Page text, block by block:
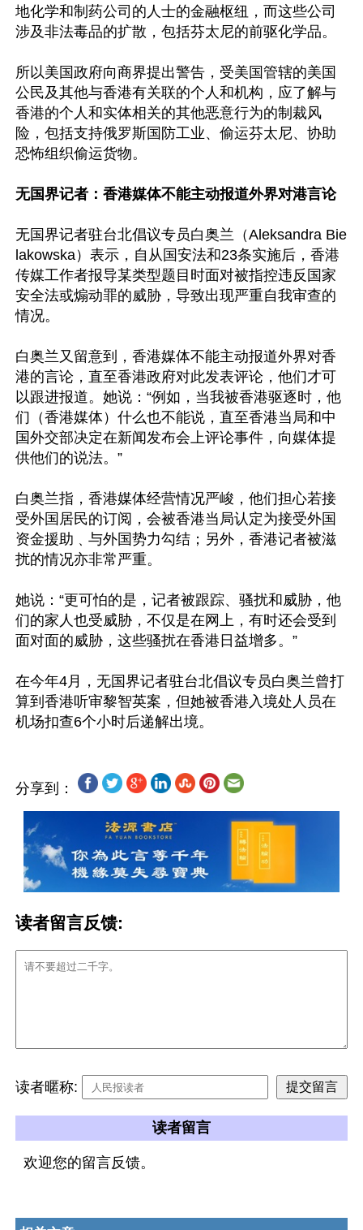
地化学和制药公司的人士的金融枢纽，而这些公司
涉及非法毒品的扩散，包括芬太尼的前驱化学品。
所以美国政府向商界提出警告，受美国管辖的美国
公民及其他与香港有关联的个人和机构，应了解与
香港的个人和实体相关的其他恶意行为的制裁风
险，包括支持俄罗斯国防工业、偷运芬太尼、协助
恐怖组织偷运货物。
无国界记者：香港媒体不能主动报道外界对港言论
无国界记者驻台北倡议专员白奥兰（Aleksandra Bie
lakowska）表示，自从国安法和23条实施后，香港
传媒工作者报导某类型题目时面对被指控违反国家
安全法或煽动罪的威胁，导致出现严重自我审查的
情况。
白奥兰又留意到，香港媒体不能主动报道外界对香
港的言论，直至香港政府对此发表评论，他们才可
以跟进报道。她说：“例如，当我被香港驱逐时，他
们（香港媒体）什么也不能说，直至香港当局和中
国外交部决定在新闻发布会上评论事件，向媒体提
供他们的说法。”
白奥兰指，香港媒体经营情况严峻，他们担心若接
受外国居民的订阅，会被香港当局认定为接受外国
资金援助﹑与外国势力勾结；另外，香港记者被滋
扰的情况亦非常严重。
她说：“更可怕的是，记者被跟踪、骚扰和威胁，他
们的家人也受威胁，不仅是在网上，有时还会受到
面对面的威胁，这些骚扰在香港日益增多。”
在今年4月，无国界记者驻台北倡议专员白奥兰曾打
算到香港听审黎智英案，但她被香港入境处人员在
分享到：
读者留言反馈:
读者暱称:
读者留言
欢迎您的留言反馈。